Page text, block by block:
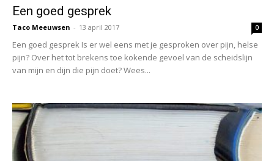
Een goed gesprek
Taco Meeuwsen - 13 april 2017 0
Een goed gesprek Is er wel eens met je gesproken over pijn, helse
pijn? Over het tot brekens toe kokende gevoel van de scheidslijn
van mijn en dijn die pijn doet? Wees...